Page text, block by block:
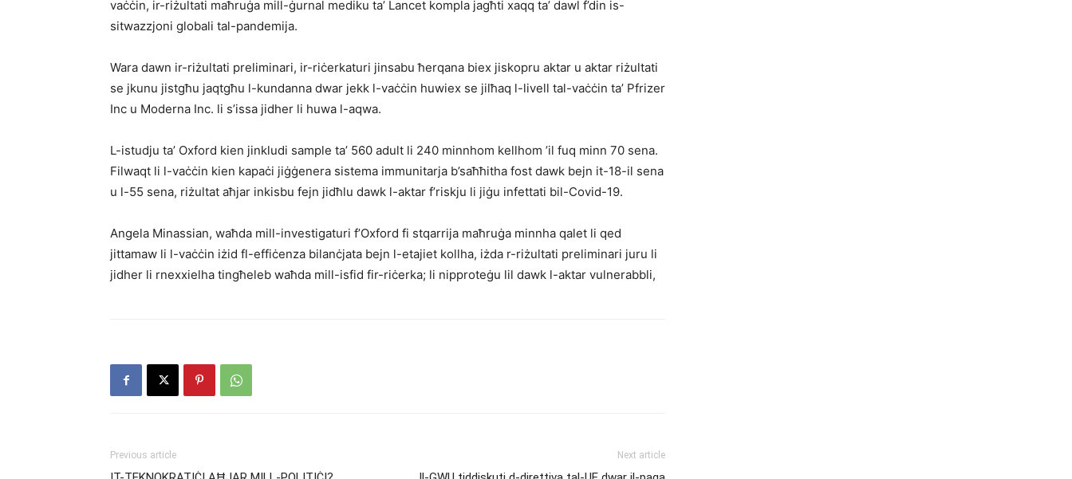
vaċċin, ir-riżultati maħruġa mill-ġurnal mediku ta’ Lancet kompla jagħti xaqq ta’ dawl f’din is-
sitwazzjoni globali tal-pandemija.
Wara dawn ir-riżultati preliminari, ir-riċerkaturi jinsabu ħerqana biex jiskopru aktar u aktar riżultati
se jkunu jistgħu jaqtgħu l-kundanna dwar jekk l-vaċċin huwiex se jilħaq l-livell tal-vaċċin ta’ Pfrizer
Inc u Moderna Inc. li s’issa jidher li huwa l-aqwa.
L-istudju ta’ Oxford kien jinkludi sample ta’ 560 adult li 240 minnhom kellhom ’il fuq minn 70 sena.
Filwaqt li l-vaċċin kien kapaċi jiġġenera sistema immunitarja b’saħħitha fost dawk bejn it-18-il sena
u l-55 sena, riżultat aħjar inkisbu fejn jidħlu dawk l-aktar f’riskju li jiġu infettati bil-Covid-19.
Angela Minassian, waħda mill-investigaturi f’Oxford fi stqarrija maħruġa minnha qalet li qed
jittamaw li l-vaċċin iżid fl-effiċenza bilanċjata bejn l-etajiet kollha, iżda r-riżultati preliminari juru li
jidher li rnexxielha tingħeleb waħda mill-isfid fir-riċerka; li nipproteġu lil dawk l-aktar vulnerabbli,
Previous article Next article